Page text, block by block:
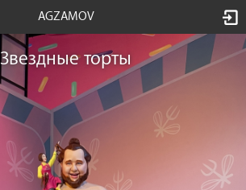
AGZAMOV
Звездные торты